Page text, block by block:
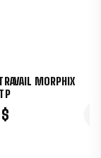
MORPHIX